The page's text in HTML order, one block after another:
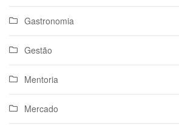
Gastronomia
Gestão
Mentoria
Mercado